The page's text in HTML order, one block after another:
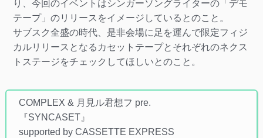
り、今回のイベントはシンガーソングライターの「デモ
テープ」のリリースをイメージしているとのこと。
サブスク全盛の時代、是非会場に足を運んで限定フィジ
カルリリースとなるカセットテープとそれぞれのネクス
トステージをチェックしてほしいとのこと。
COMPLEX & 月見ル君想フ pre.
『SYNCASET』
supported by CASSETTE EXPRESS